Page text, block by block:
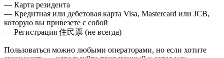
— Карта резидента
— Кредитная или дебетовая карта Visa, Mastercard или JCB,
которую вы привезете с собой
— Регистрация 住民票 (не всегда)
Пользоваться можно любыми операторами, но если хотите